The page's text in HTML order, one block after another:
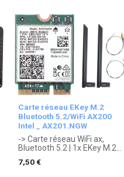
. Garantie 2 ans
constructeur.
Carte réseau EKey M.2
Bluetooth 5.2/WiFi AX200
Intel _ AX201.NGW
-> Carte réseau WiFi ax,
Bluetooth 5.2 | 1x EKey M.2
1.7 mm
7,50€